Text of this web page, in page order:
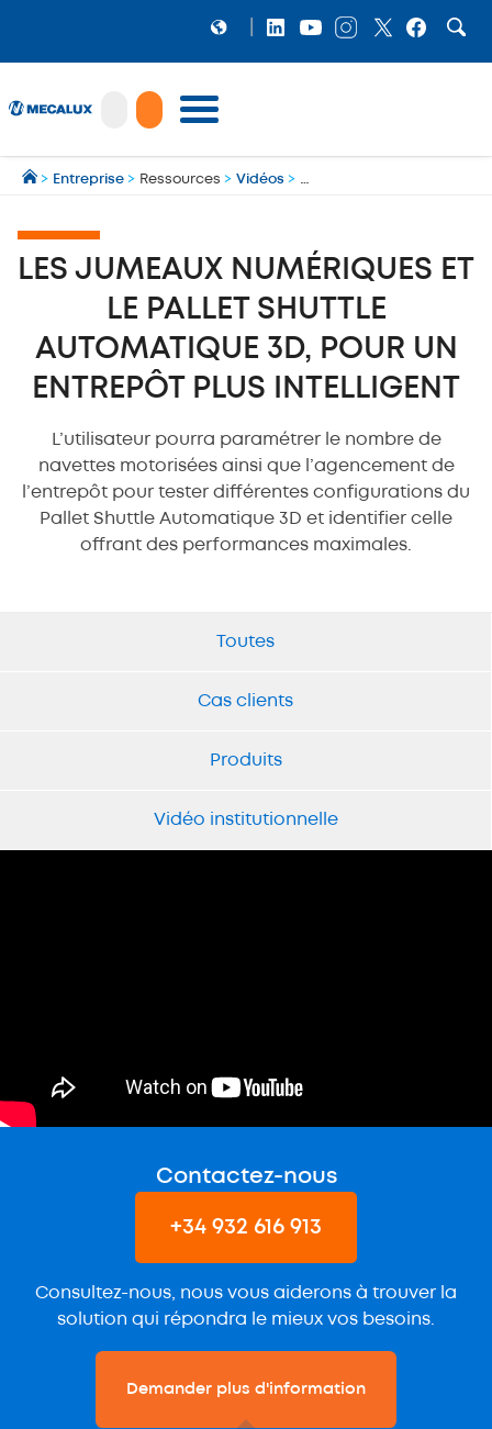
LOGICIELS
MECALUX NEWS
NOS RÉFÉRENCES
SHOWROOM
MECALUX LAB
> Entreprise > Ressources > Vidéos >
LES JUMEAUX NUMÉRIQUES ET
LE PALLET SHUTTLE
AUTOMATIQUE 3D, POUR UN
ENTREPÔT PLUS INTELLIGENT
L’utilisateur pourra paramétrer le nombre de
navettes motorisées ainsi que l’agencement de
l’entrepôt pour tester différentes configurations du
Pallet Shuttle Automatique 3D et identifier celle
offrant des performances maximales.
Toutes
Cas clients
Produits
Vidéo institutionnelle
Contactez-nous
+34 932 616 913
Consultez-nous, nous vous aiderons à trouver la
solution qui répondra le mieux vos besoins.
Demander plus d'information